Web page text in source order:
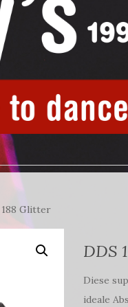
Glitter
DDS
Diese
ideale